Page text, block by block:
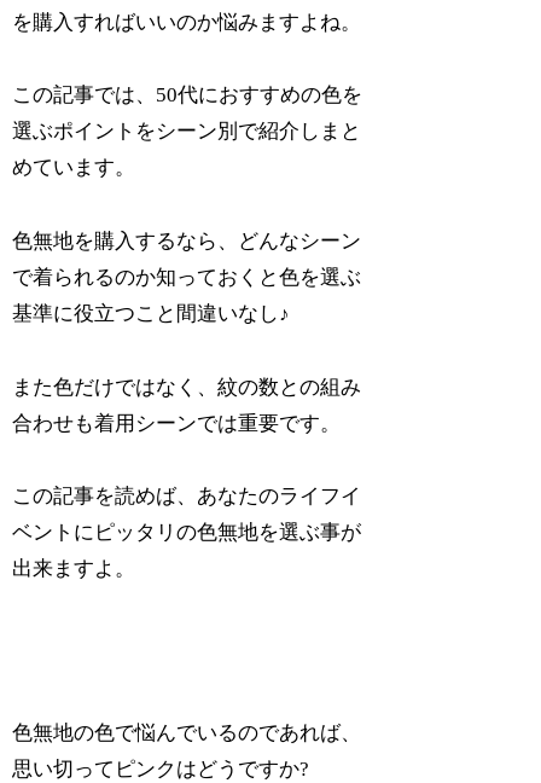
を購入すればいいのか悩みますよね。
この記事では、50代におすすめの色を
選ぶポイントをシーン別で紹介しまと
めています。
色無地を購入するなら、どんなシーン
で着られるのか知っておくと色を選ぶ
基準に役立つこと間違いなし♪
また色だけではなく、紋の数との組み
合わせも着用シーンでは重要です。
この記事を読めば、あなたのライフイ
ベントにピッタリの色無地を選ぶ事が
出来ますよ。
色無地の色で悩んでいるのであれば、
思い切ってピンクはどうですか?